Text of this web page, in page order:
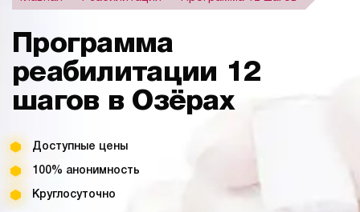
Программа
реабилитации 12
шагов в Озёрах
Доступные цены
100% анонимность
Круглосуточно